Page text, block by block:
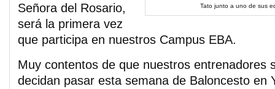
Tato junto a uno de sus
Señora del Rosario,
será la primera vez
que participa en nuestros Campus EBA.
Muy contentos de que nuestros entrenadores
decidan pasar esta semana de Baloncesto en